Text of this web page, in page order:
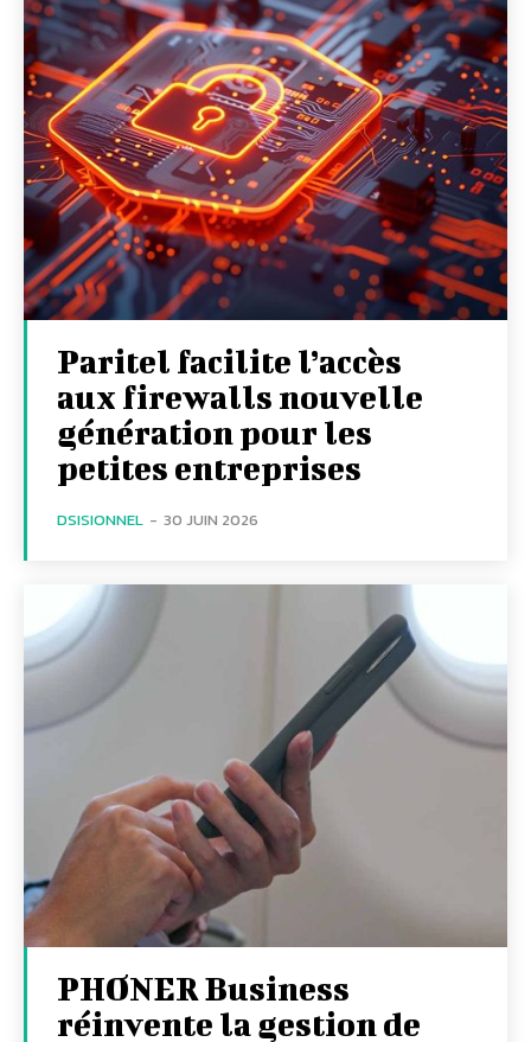
Paritel facilite l’accès
aux firewalls nouvelle
génération pour les
petites entreprises
DSISIONNEL - 30 JUIN 2026
PHONER Business
réinvente la gestion de